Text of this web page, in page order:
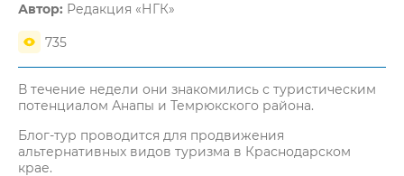
Автор: Редакция «НГК»
735
В течение недели они знакомились с туристическим
потенциалом Анапы и Темрюкского района.
Блог-тур проводится для продвижения
альтернативных видов туризма в Краснодарском
крае.